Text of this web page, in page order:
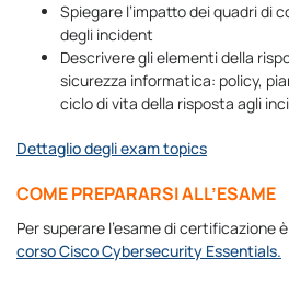
Spiegare l’impatto dei quadri di
degli incident
Descrivere gli elementi della
sicurezza informatica: policy,
ciclo di vita della risposta agli
Dettaglio degli exam topics
COME PREPARARSI ALL’ESAME
Per superare l’esame di certificazione
corso Cisco Cybersecurity Essentials.